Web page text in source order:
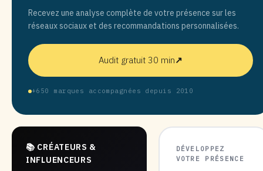
Recevez une analyse complète de votre présence sur les
réseaux sociaux et des recommandations personnalisées.
Audit gratuit 30 min↗
+650 marques accompagnées depuis 2010
📚 CRÉATEURS &
INFLUENCEURS
DÉVELOPPEZ
VOTRE PRÉSENCE